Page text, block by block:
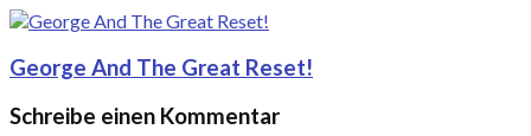
George And The Great Reset!
Schreibe einen Kommentar